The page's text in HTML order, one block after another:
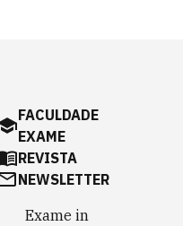
FACULDADE
EXAME
REVISTA
NEWSLETTER
Exame in